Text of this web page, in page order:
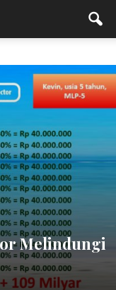
Melindungi